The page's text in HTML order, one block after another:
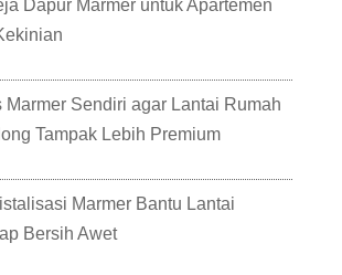
Dapur Marmer untuk Apartemen
Marmer Sendiri agar Lantai Rumah
Tampak Lebih Premium
Marmer Bantu Lantai
Bersih Awet